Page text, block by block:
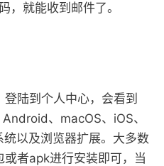
，就能收到邮件了。
陆到个人中心，会看到
、macOS、iOS、
以及浏览器扩展。大多数
者apk进行安装即可，当